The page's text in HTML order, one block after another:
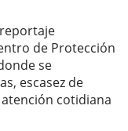
de Protección
se
escasez de
cotidiana